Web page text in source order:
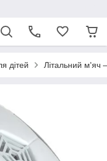
дітей Літальний